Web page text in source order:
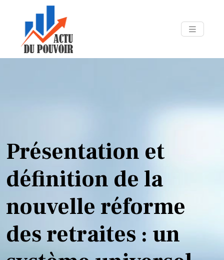
Présentation et
définition de la
nouvelle réforme
des retraites : un